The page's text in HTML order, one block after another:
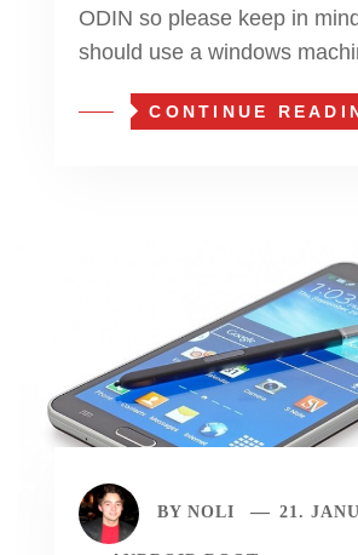
ODIN so please keep in
should use a windows
CONTINUE
BY NOLI 21.